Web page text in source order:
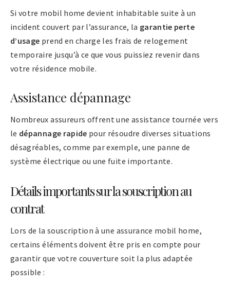
Si votre mobil home devient inhabitable suite à un
incident couvert par l’assurance, la garantie perte
d’usage prend en charge les frais de relogement
temporaire jusqu’à ce que vous puissiez revenir dans
votre résidence mobile.
Assistance dépannage
Nombreux assureurs offrent une assistance tournée vers
le dépannage rapide pour résoudre diverses situations
désagréables, comme par exemple, une panne de
système électrique ou une fuite importante.
Détails importants sur la souscription au
contrat
Lors de la souscription à une assurance mobil home,
certains éléments doivent être pris en compte pour
garantir que votre couverture soit la plus adaptée
possible :